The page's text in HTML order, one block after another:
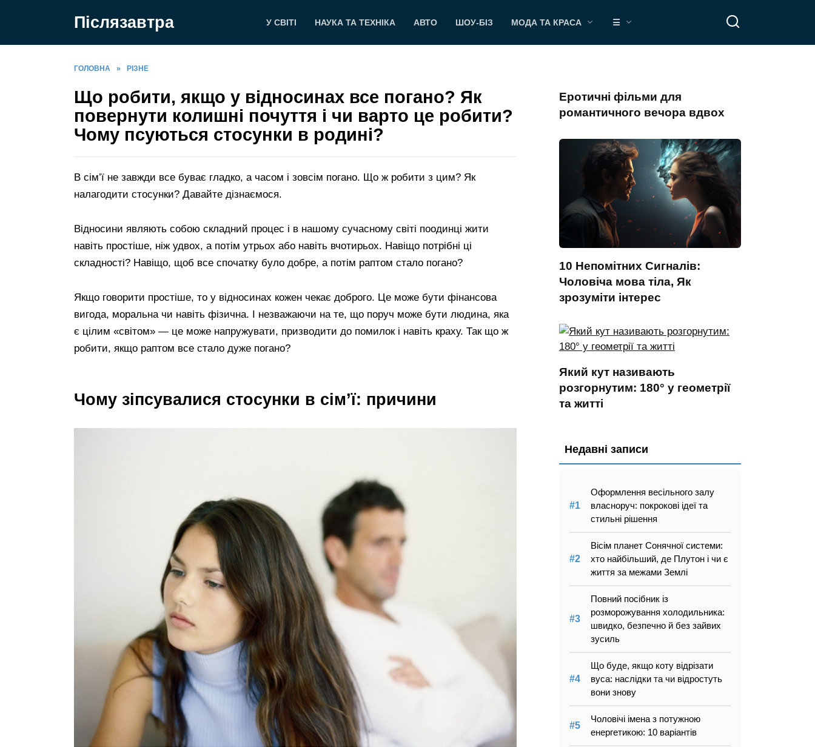
Післязавтра У СВІТІ НАУКА ТА ТЕХНІКА АВТО ШОУ-БІЗ МОДА ТА КРАСА ☰
ГОЛОВНА » РІЗНЕ
Що робити, якщо у відносинах все погано? Як
повернути колишні почуття і чи варто це робити?
Чому псуються стосунки в родині?
В сім’ї не завжди все буває гладко, а часом і зовсім погано. Що ж робити з цим? Як
налагодити стосунки? Давайте дізнаємося.
Відносини являють собою складний процес і в нашому сучасному світі поодинці жити
навіть простіше, ніж удвох, а потім утрьох або навіть вчотирьох. Навіщо потрібні ці
складності? Навіщо, щоб все спочатку було добре, а потім раптом стало погано?
Якщо говорити простіше, то у відносинах кожен чекає доброго. Це може бути фінансова
вигода, моральна чи навіть фізична. І незважаючи на те, що поруч може бути людина, яка
є цілим «світом» — це може напружувати, призводити до помилок і навіть краху. Так що ж
робити, якщо раптом все стало дуже погано?
Чому зіпсувалися стосунки в сім’ї: причини
Еротичні фільми для
романтичного вечора вдвох
10 Непомітних Сигналів:
Чоловіча мова тіла, Як
зрозуміти інтерес
Який кут називають
розгорнутим: 180° у геометрії
та житті
Недавні записи
Оформлення весільного залу
власноруч: покрокові ідеї та
стильні рішення
Вісім планет Сонячної системи:
хто найбільший, де Плутон і чи є
життя за межами Землі
Повний посібник із
розморожування холодильника:
швидко, безпечно й без зайвих
зусиль
Що буде, якщо коту відрізати
вуса: наслідки та чи відростуть
вони знову
Чоловічі імена з потужною
енергетикою: 10 варіантів